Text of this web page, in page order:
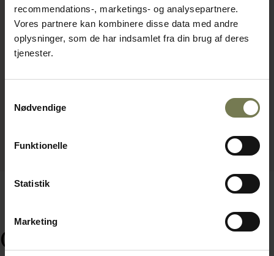
recommendations-, marketings- og analysepartnere.
Vores partnere kan kombinere disse data med andre
oplysninger, som de har indsamlet fra din brug af deres
tjenester.
Nødvendige
Funktionelle
Statistik
Marketing
Ofte købt sammen med